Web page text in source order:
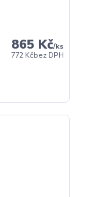
865 Kč/ks
772 Kčbez DPH